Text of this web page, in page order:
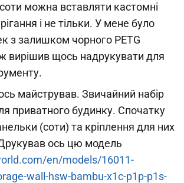
можна вставляти кастомні
і не тільки. У мене було
з залишком чорного PETG
вирішив щось надрукувати для
майстрував. Звичайний набір
приватного будинку. Спочатку
(соти) та кріплення для них
ось цю модель
en/models/16011-
wall-hsw-bambu-x1c-p1p-p1s-